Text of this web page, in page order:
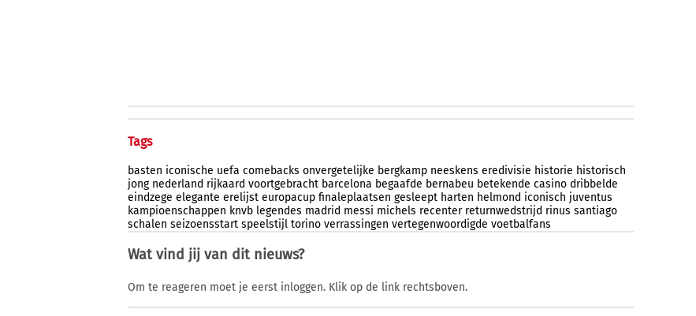
Tags
basten iconische uefa comebacks onvergetelijke bergkamp neeskens eredivisie historie historisch
jong nederland rijkaard voortgebracht barcelona begaafde bernabeu betekende casino dribbelde
eindzege elegante erelijst europacup finaleplaatsen gesleept harten helmond iconisch juventus
kampioenschappen knvb legendes madrid messi michels recenter returnwedstrijd rinus santiago
schalen seizoensstart speelstijl torino verrassingen vertegenwoordigde voetbalfans
Wat vind jij van dit nieuws?
Om te reageren moet je eerst inloggen. Klik op de link rechtsboven.